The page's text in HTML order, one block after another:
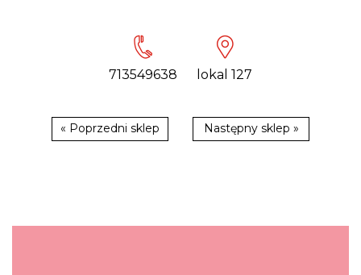
713549638 lokal 127
« Poprzedni sklep Następny sklep »